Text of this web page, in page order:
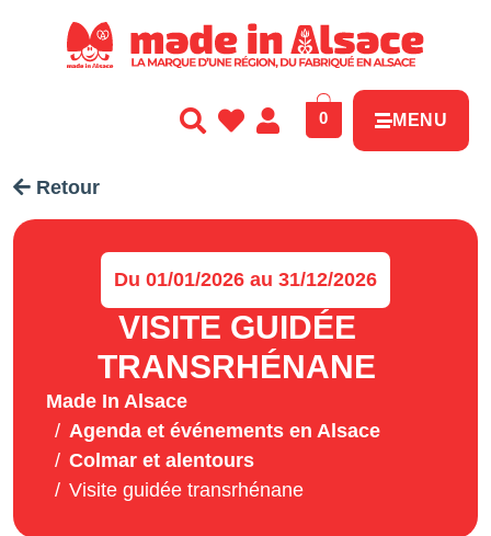
0 MENU
Retour
Du 01/01/2026 au 31/12/2026
VISITE GUIDÉE
TRANSRHÉNANE
Made In Alsace
Agenda et événements en Alsace
Colmar et alentours
Visite guidée transrhénane